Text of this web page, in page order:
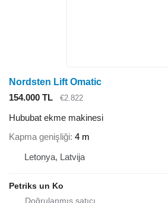
Nordsten Lift Omatic
154.000 TL
€2.822
Hububat ekme makinesi
Kapma genişliği 4 m
Letonya, Latvija
Petriks un Ko